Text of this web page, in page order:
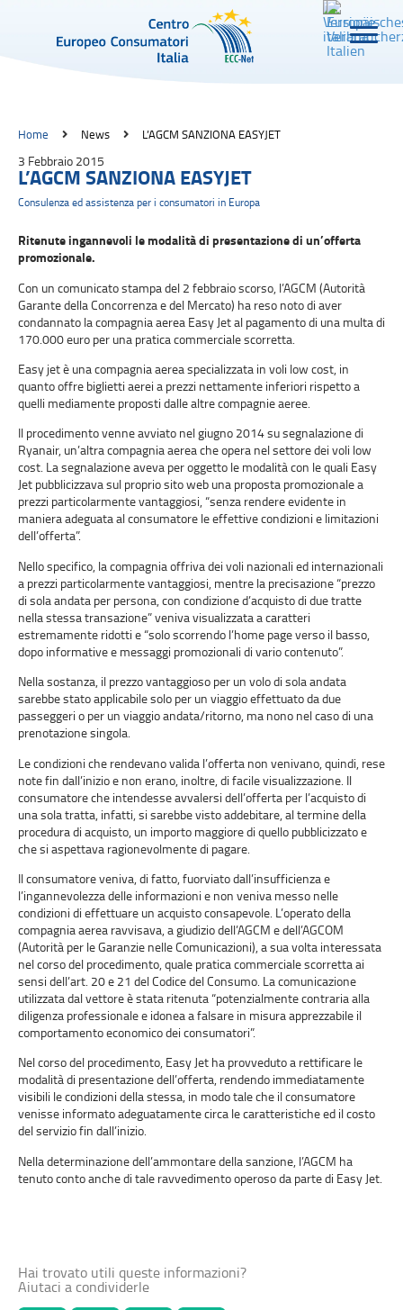
Home News L’AGCM SANZIONA EASYJET
3 Febbraio 2015
L’AGCM SANZIONA EASYJET
Consulenza ed assistenza per i consumatori in Europa
Ritenute ingannevoli le modalità di presentazione di un’offerta
promozionale.
Con un comunicato stampa del 2 febbraio scorso, l’AGCM (Autorità
Garante della Concorrenza e del Mercato) ha reso noto di aver
condannato la compagnia aerea Easy Jet al pagamento di una multa di
170.000 euro per una pratica commerciale scorretta.
Easy jet è una compagnia aerea specializzata in voli low cost, in
quanto offre biglietti aerei a prezzi nettamente inferiori rispetto a
quelli mediamente proposti dalle altre compagnie aeree.
Il procedimento venne avviato nel giugno 2014 su segnalazione di
Ryanair, un’altra compagnia aerea che opera nel settore dei voli low
cost. La segnalazione aveva per oggetto le modalità con le quali Easy
Jet pubblicizzava sul proprio sito web una proposta promozionale a
prezzi particolarmente vantaggiosi, “senza rendere evidente in
maniera adeguata al consumatore le effettive condizioni e limitazioni
dell’offerta”.
Nello specifico, la compagnia offriva dei voli nazionali ed internazionali
a prezzi particolarmente vantaggiosi, mentre la precisazione “prezzo
di sola andata per persona, con condizione d’acquisto di due tratte
nella stessa transazione” veniva visualizzata a caratteri
estremamente ridotti e “solo scorrendo l’home page verso il basso,
dopo informative e messaggi promozionali di vario contenuto”.
Nella sostanza, il prezzo vantaggioso per un volo di sola andata
sarebbe stato applicabile solo per un viaggio effettuato da due
passeggeri o per un viaggio andata/ritorno, ma nono nel caso di una
prenotazione singola.
Le condizioni che rendevano valida l’offerta non venivano, quindi, rese
note fin dall’inizio e non erano, inoltre, di facile visualizzazione. Il
consumatore che intendesse avvalersi dell’offerta per l’acquisto di
una sola tratta, infatti, si sarebbe visto addebitare, al termine della
procedura di acquisto, un importo maggiore di quello pubblicizzato e
che si aspettava ragionevolmente di pagare.
Il consumatore veniva, di fatto, fuorviato dall’insufficienza e
l’ingannevolezza delle informazioni e non veniva messo nelle
condizioni di effettuare un acquisto consapevole. L’operato della
compagnia aerea ravvisava, a giudizio dell’AGCM e dell’AGCOM
(Autorità per le Garanzie nelle Comunicazioni), a sua volta interessata
nel corso del procedimento, quale pratica commerciale scorretta ai
sensi dell’art. 20 e 21 del Codice del Consumo. La comunicazione
utilizzata dal vettore è stata ritenuta “potenzialmente contraria alla
diligenza professionale e idonea a falsare in misura apprezzabile il
comportamento economico dei consumatori”.
Nel corso del procedimento, Easy Jet ha provveduto a rettificare le
modalità di presentazione dell’offerta, rendendo immediatamente
visibili le condizioni della stessa, in modo tale che il consumatore
venisse informato adeguatamente circa le caratteristiche ed il costo
del servizio fin dall’inizio.
Nella determinazione dell’ammontare della sanzione, l’AGCM ha
tenuto conto anche di tale ravvedimento operoso da parte di Easy Jet.
Hai trovato utili queste informazioni?
Aiutaci a condividerle